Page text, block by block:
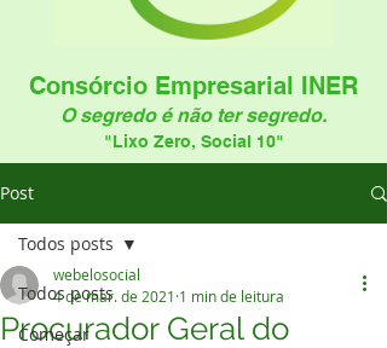
Consórcio Empresarial INER
O segredo é não ter segredo.
"Lixo Zero, Social 10"
Post
Todos posts
Começar
Todos posts
Procurador Geral do
webelosocial
4 de mar. de 2021 1 min de leitura